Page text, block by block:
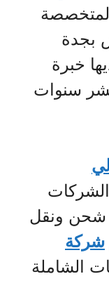
بجدة
خبرة
سنوات
شحن ونقل
شركة
الشاملة